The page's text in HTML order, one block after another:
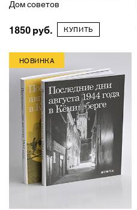
Дом советов
1850 КУПИТЬ
НОВИНКА